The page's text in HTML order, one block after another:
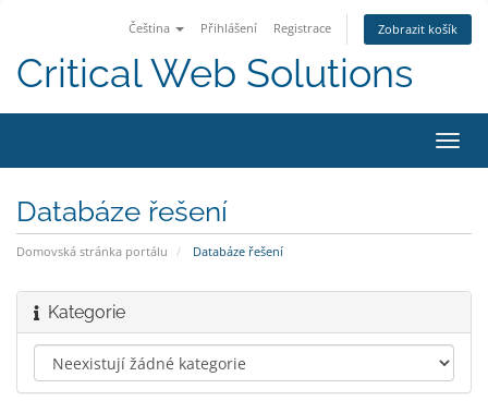
Čeština Přihlášení Registrace Zobrazit košík
Critical Web Solutions
Databáze řešení
Domovská stránka portálu Databáze řešení
Kategorie